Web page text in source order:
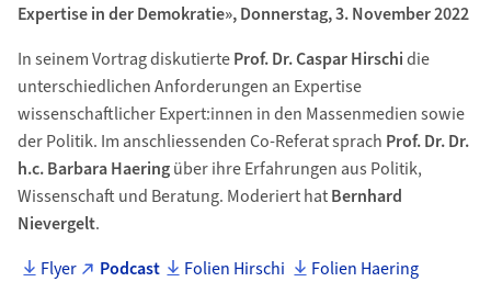
Expertise in der Demokratie», Donnerstag, 3. November 2022
In seinem Vortrag diskutierteProf. Dr. CasparHirschidie
unterschiedlichen Anforderungen an Expertise
wissenschaftlicher Expert:innen in den Massenmedien sowie
der Politik. Im anschliessenden Co-Referat sprach Prof. Dr. Dr.
h.c. Barbara Haeringüber ihre Erfahrungen aus Politik,
Wissenschaft und Beratung. Moderiert hatBernhard
Nievergelt.
Flyer
Podcast Folien Hirschi Folien Haering